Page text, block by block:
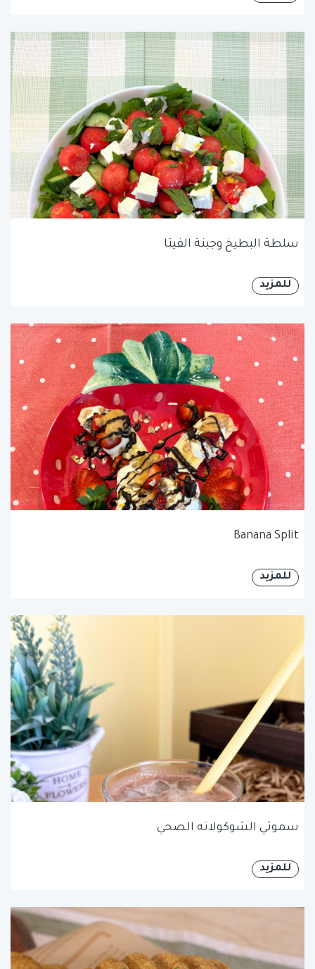
سلطة البطيخ وجبنة الفيتا
للمزيد
Banana Split
للمزيد
سموثي الشوكولاته الصحي
للمزيد